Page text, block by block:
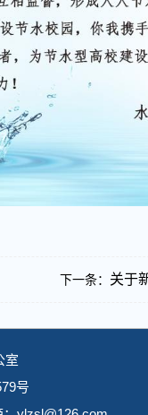
下一条： 关于
室
号